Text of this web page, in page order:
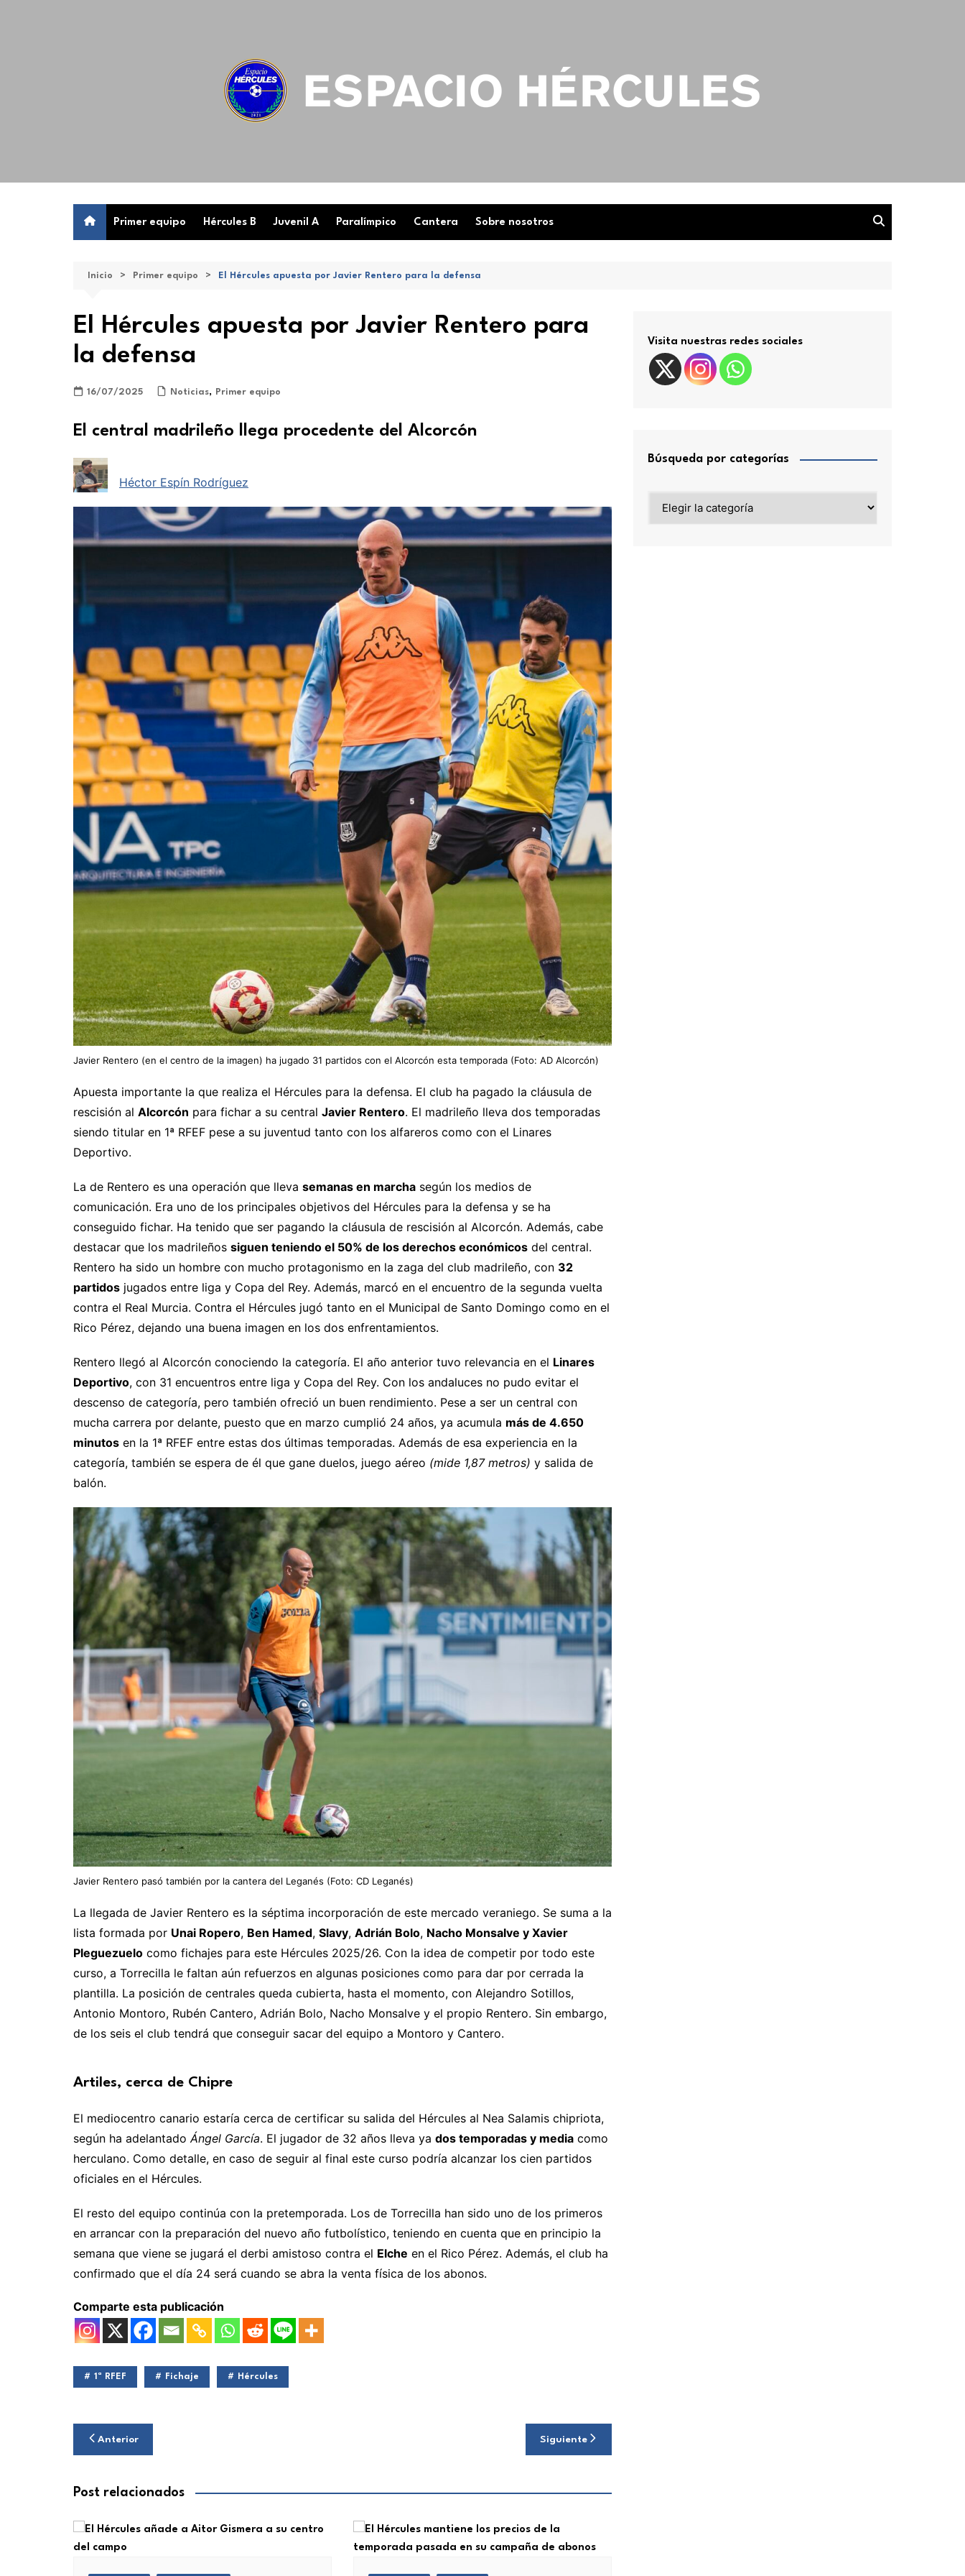
Primer equipo Hércules B Juvenil A Paralímpico Cantera Sobre nosotros
Inicio Primer equipo El Hércules apuesta por Javier Rentero para la defensa
El Hércules apuesta por Javier Rentero para
la defensa
16/07/2025 Noticias, Primer equipo
El central madrileño llega procedente del Alcorcón
Héctor Espín Rodríguez
Javier Rentero (en el centro de la imagen) ha jugado 31 partidos con el Alcorcón esta temporada (Foto: AD Alcorcón)
Apuesta importante la que realiza el Hércules para la defensa. El club ha pagado la cláusula de
rescisión al Alcorcón para fichar a su central Javier Rentero. El madrileño lleva dos temporadas
siendo titular en 1ª RFEF pese a su juventud tanto con los alfareros como con el Linares
Deportivo.
La de Rentero es una operación que lleva semanas en marcha según los medios de
comunicación. Era uno de los principales objetivos del Hércules para la defensa y se ha
conseguido fichar. Ha tenido que ser pagando la cláusula de rescisión al Alcorcón. Además, cabe
destacar que los madrileños siguen teniendo el 50% de los derechos económicos del central.
Rentero ha sido un hombre con mucho protagonismo en la zaga del club madrileño, con 32
partidos jugados entre liga y Copa del Rey. Además, marcó en el encuentro de la segunda vuelta
contra el Real Murcia. Contra el Hércules jugó tanto en el Municipal de Santo Domingo como en el
Rico Pérez, dejando una buena imagen en los dos enfrentamientos.
Rentero llegó al Alcorcón conociendo la categoría. El año anterior tuvo relevancia en el Linares
Deportivo, con 31 encuentros entre liga y Copa del Rey. Con los andaluces no pudo evitar el
descenso de categoría, pero también ofreció un buen rendimiento. Pese a ser un central con
mucha carrera por delante, puesto que en marzo cumplió 24 años, ya acumula más de 4.650
minutos en la 1ª RFEF entre estas dos últimas temporadas. Además de esa experiencia en la
categoría, también se espera de él que gane duelos, juego aéreo (mide 1,87 metros) y salida de
balón.
Javier Rentero pasó también por la cantera del Leganés (Foto: CD Leganés)
La llegada de Javier Rentero es la séptima incorporación de este mercado veraniego. Se suma a la
lista formada por Unai Ropero, Ben Hamed, Slavy, Adrián Bolo, Nacho Monsalve y Xavier
Pleguezuelo como fichajes para este Hércules 2025/26. Con la idea de competir por todo este
curso, a Torrecilla le faltan aún refuerzos en algunas posiciones como para dar por cerrada la
plantilla. La posición de centrales queda cubierta, hasta el momento, con Alejandro Sotillos,
Antonio Montoro, Rubén Cantero, Adrián Bolo, Nacho Monsalve y el propio Rentero. Sin embargo,
de los seis el club tendrá que conseguir sacar del equipo a Montoro y Cantero.
Artiles, cerca de Chipre
El mediocentro canario estaría cerca de certificar su salida del Hércules al Nea Salamis chipriota,
según ha adelantado Ángel García. El jugador de 32 años lleva ya dos temporadas y media como
herculano. Como detalle, en caso de seguir al final este curso podría alcanzar los cien partidos
oficiales en el Hércules.
El resto del equipo continúa con la pretemporada. Los de Torrecilla han sido uno de los primeros
en arrancar con la preparación del nuevo año futbolístico, teniendo en cuenta que en principio la
semana que viene se jugará el derbi amistoso contra el Elche en el Rico Pérez. Además, el club ha
confirmado que el día 24 será cuando se abra la venta física de los abonos.
Comparte esta publicación
1ª RFEF Fichaje Hércules
Navegación
entradas
Anterior Siguiente
Post relacionados
Visita nuestras redes sociales
Búsqueda por categorías